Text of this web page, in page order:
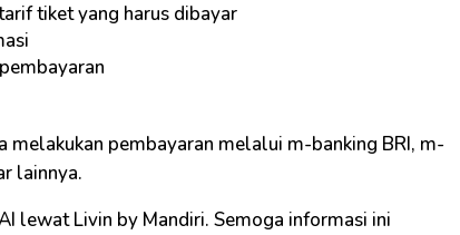
tiket yang harus dibayar
melakukan pembayaran melalui m-banking BRI, m-
lainnya.
lewat Livin by Mandiri. Semoga informasi ini